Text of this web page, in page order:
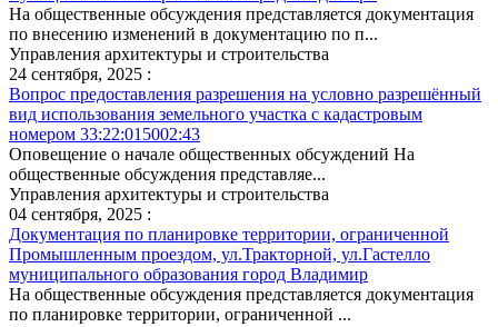
На общественные обсуждения представляется документация
по внесению изменений в документацию по п...
Управления архитектуры и строительства
24 сентября, 2025 :
Вопрос предоставления разрешения на условно разрешённый
вид использования земельного участка с кадастровым
номером 33:22:015002:43
Оповещение о начале общественных обсуждений На
общественные обсуждения представляе...
Управления архитектуры и строительства
04 сентября, 2025 :
Документация по планировке территории, ограниченной
Промышленным проездом, ул.Тракторной, ул.Гастелло
муниципального образования город Владимир
На общественные обсуждения представляется документация
по планировке территории, ограниченной ...